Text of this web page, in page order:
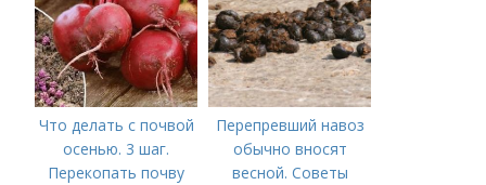
Что делать с почвой
осенью. 3 шаг.
Перекопать почву
Перепревший навоз
обычно вносят
весной. Советы